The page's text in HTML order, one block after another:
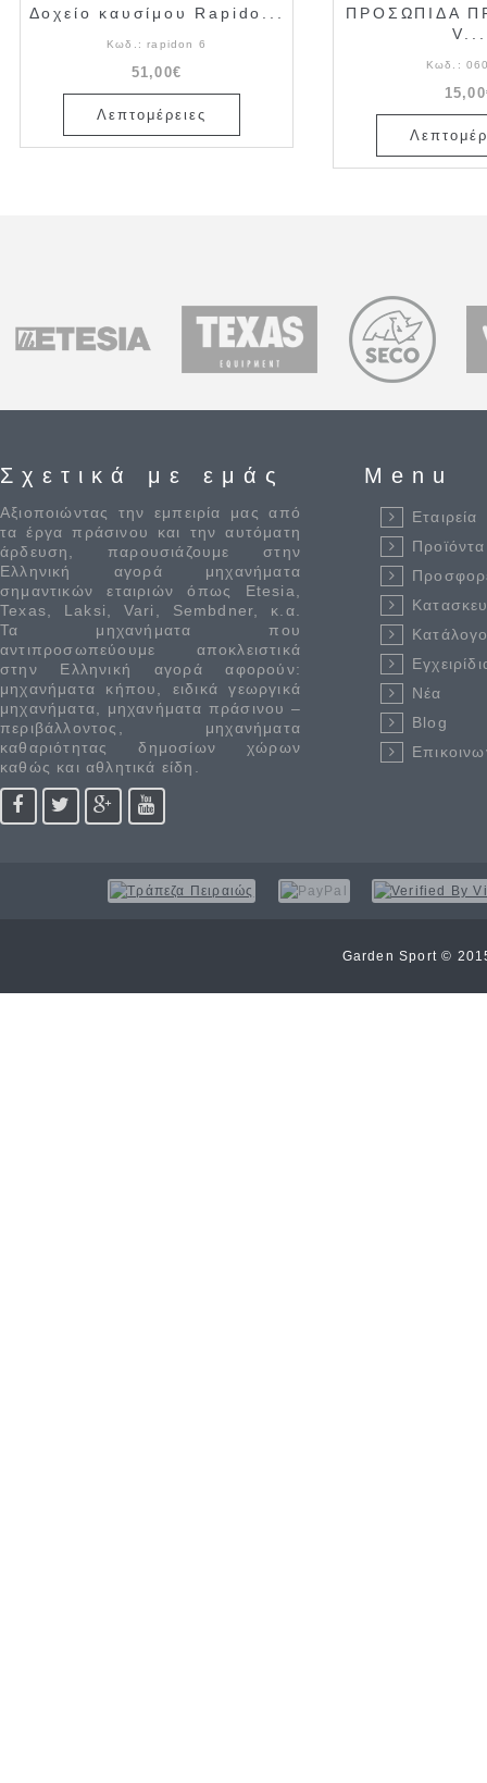
Δοχείο καυσίμου Rapido...
Κωδ.: rapidon 6
51,00€
Λεπτομέρειες
ΠΡΟΣΩΠΙΔΑ
V...
Κωδ.:
Σχετικά με εμάς
Αξιοποιώντας την εμπειρία μας από
τα έργα πράσινου και την αυτόματη
άρδευση, παρουσιάζουμε στην
Ελληνική αγορά μηχανήματα
σημαντικών εταιριών όπως Etesia,
Texas, Laksi, Vari, Sembdner, κ.α.
Τα μηχανήματα που
αντιπροσωπεύουμε αποκλειστικά
στην Ελληνική αγορά αφορούν:
μηχανήματα κήπου, ειδικά γεωργικά
μηχανήματα, μηχανήματα πράσινου –
περιβάλλοντος, μηχανήματα
καθαριότητας δημοσίων χώρων
καθώς και αθλητικά είδη.
Menu
Εταιρεία
Προϊόντα
Νέα
Blog
Garden Sport ©